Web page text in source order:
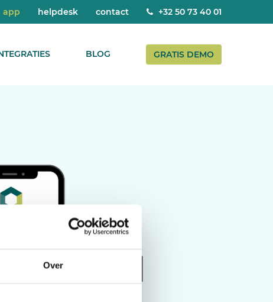
Over
app helpdesk contact +32 50 73 40 01
BLOG GRATIS DEMO